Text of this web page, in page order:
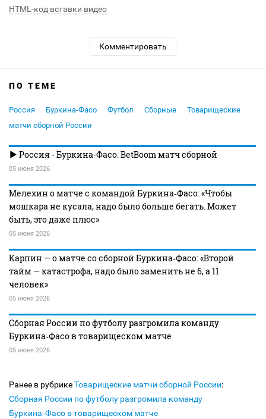
HTML-код вставки видео
Комментировать
ПО ТЕМЕ
Россия Буркина-Фасо Футбол Сборные
Товарищеские
матчи сборной России
Россия - Буркина-Фасо. BetBoom матч сборной
05 июня 2026
Мелехин о матче с командой Буркина‑Фасо: «Чтобы
мошкара не кусала, надо было больше бегать. Может
быть, это даже плюс»
05 июня 2026
Карпин — о матче со сборной Буркина‑Фасо: «Второй
тайм — катастрофа, надо было заменить не 6, а 11
человек»
05 июня 2026
Сборная России по футболу разгромила команду
Буркина‑Фасо в товарищеском матче
05 июня 2026
Ранее в рубрикеТоварищеские матчи сборной России:
Сборная России по футболу разгромила команду
Буркина‑Фасо в товарищеском матче